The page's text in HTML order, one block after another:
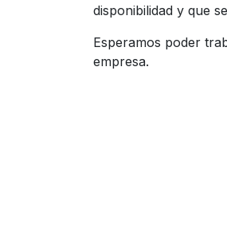
disponibilidad y que
Esperamos poder
empresa.